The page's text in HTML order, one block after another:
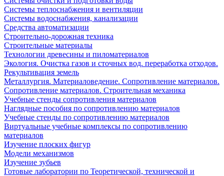
Системы теплоснабжения и вентиляции
Системы водоснабжения, канализации
Средства автоматизации
Строительно-дорожная техника
Строительные материалы
Технологии древесины и пиломатериалов
Экология. Очистка газов и сточных вод. переработка отходов.
Рекультивация земель
Металлургия. Материаловедение. Сопротивление материалов.
Сопротивление материалов. Строительная механика
Учебные стенды сопротивления материалов
Наглядные пособия по сопротивлению материалов
Учебные стенды по сопротивлению материалов
Виртуальные учебные комплексы по сопротивлению
материалов
Изучение плоских фигур
Модели механизмов
Изучение зубьев
Готовые лаборатории по Теоретической, технической и